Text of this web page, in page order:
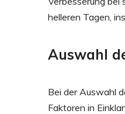
helleren Tagen,
Auswahl
Bei der Auswahl
Faktoren in